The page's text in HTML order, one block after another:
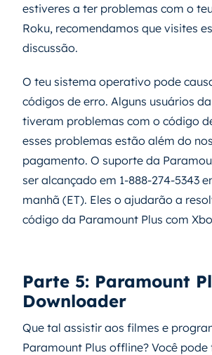
estiveres a ter problemas com o
Roku, recomendamos que visites
discussão.
O teu sistema operativo pode
códigos de erro. Alguns usuários
tiveram problemas com o código
esses problemas estão além do
pagamento. O suporte da
ser alcançado em 1-888-274-5343
manhã (ET). Eles o ajudarão a
código da Paramount Plus com
Parte 5: Paramount
Downloader
Que tal assistir aos filmes e
Paramount Plus offline? Você pode